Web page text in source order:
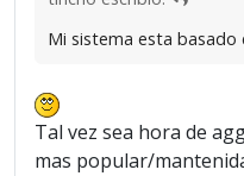
Mi sistema esta basado
Tal vez sea hora de
mas popular/